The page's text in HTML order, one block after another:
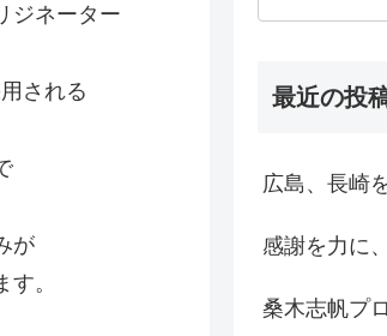
ジネーター
される
が
。
最近の投
広島、長崎
感謝を力に
桑木志帆プ